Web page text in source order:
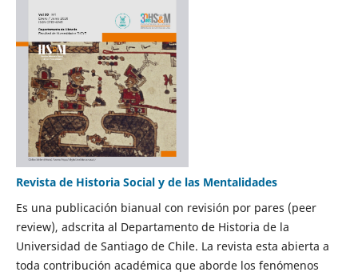
Revista de Historia Social y de las Mentalidades
Es una publicación bianual con revisión por pares (peer
review), adscrita al Departamento de Historia de la
Universidad de Santiago de Chile. La revista esta abierta a
toda contribución académica que aborde los fenómenos